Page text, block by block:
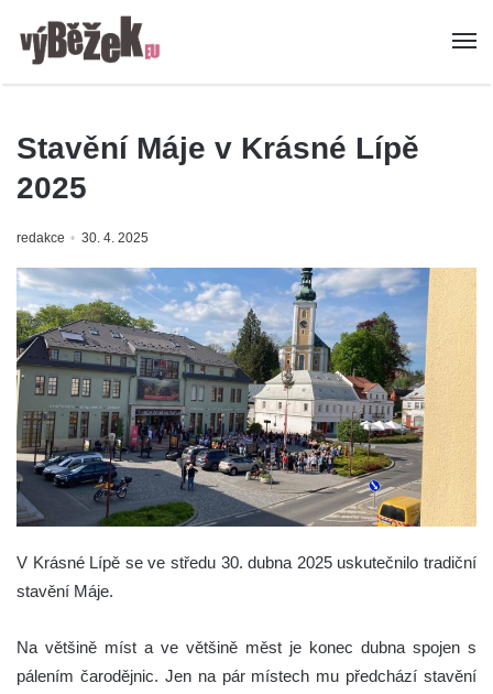
Stavění Máje v Krásné Lípě
2025
redakce 30. 4. 2025
V Krásné Lípě se ve středu 30. dubna 2025 uskutečnilo tradiční
stavění Máje.
Na většině míst a ve většině měst je konec dubna spojen s
pálením čarodějnic. Jen na pár místech mu předchází stavění